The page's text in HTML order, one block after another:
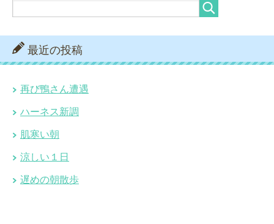
最近の投稿
再び鴨さん遭遇
ハーネス新調
肌寒い朝
涼しい１日
遅めの朝散歩